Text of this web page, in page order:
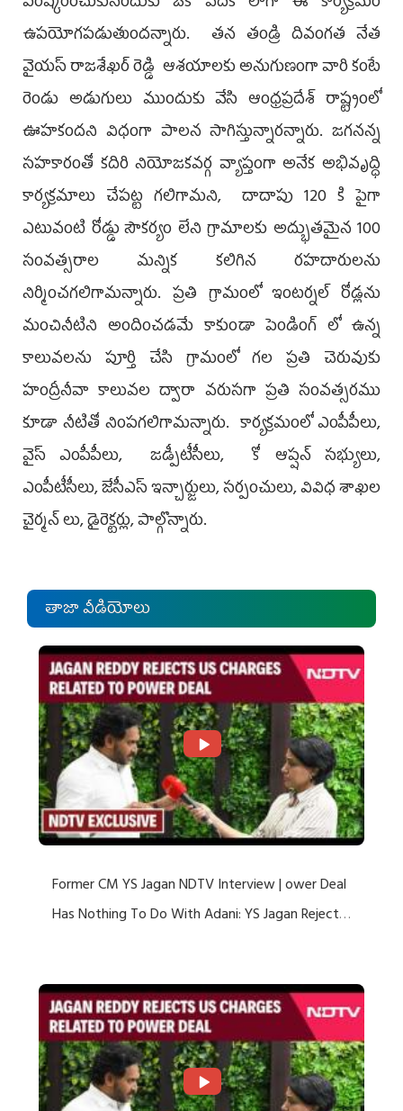
ఉపయోగపడుతుందన్నారు. తన తండ్రి దివంగత నేత
వైయస్ రాజశేఖర్ రెడ్డి ఆశయాలకు అనుగుణంగా వారి కంటే
రెండు అడుగులు ముందుకు వేసి ఆంధ్రప్రదేశ్ రాష్ట్రంలో
ఊహకందని విధంగా పాలన సాగిస్తున్నారన్నారు. జగనన్న
సహకారంతో కదిరి నియోజకవర్గ వ్యాప్తంగా అనేక అభివృద్ధి
కార్యక్రమాలు చేపట్ట గలిగామని, దాదాపు 120 కి పైగా
ఎటువంటి రోడ్డు సౌకర్యం లేని గ్రామాలకు అద్భుతమైన 100
సంవత్సరాల మన్నిక కలిగిన రహదారులను
నిర్మించగలిగామన్నారు. ప్రతి గ్రామంలో ఇంటర్నల్ రోడ్లను
మంచినీటిని అందించడమే కాకుండా పెండింగ్ లో ఉన్న
కాలువలను పూర్తి చేసి గ్రామంలో గల ప్రతి చెరువుకు
హంద్రీనీవా కాలువల ద్వారా వరుసగా ప్రతి సంవత్సరము
కూడా నీటితో నింపగలిగామన్నారు. కార్యక్రమంలో ఎంపీపీలు,
వైస్ ఎంపీపీలు, జడ్పీటీసీలు, కో ఆప్షన్ సభ్యులు,
ఎంపీటీసీలు, జేసీఎస్‌ ఇన్చార్జులు, సర్పంచులు, వివిధ శాఖల
చైర్మన్ లు, డైరెక్టర్లు, పాల్గొన్నారు.
తాజా వీడియోలు
Former CM YS Jagan NDTV Interview | ower Deal
Has Nothing To Do With Adani: YS Jagan Rejects